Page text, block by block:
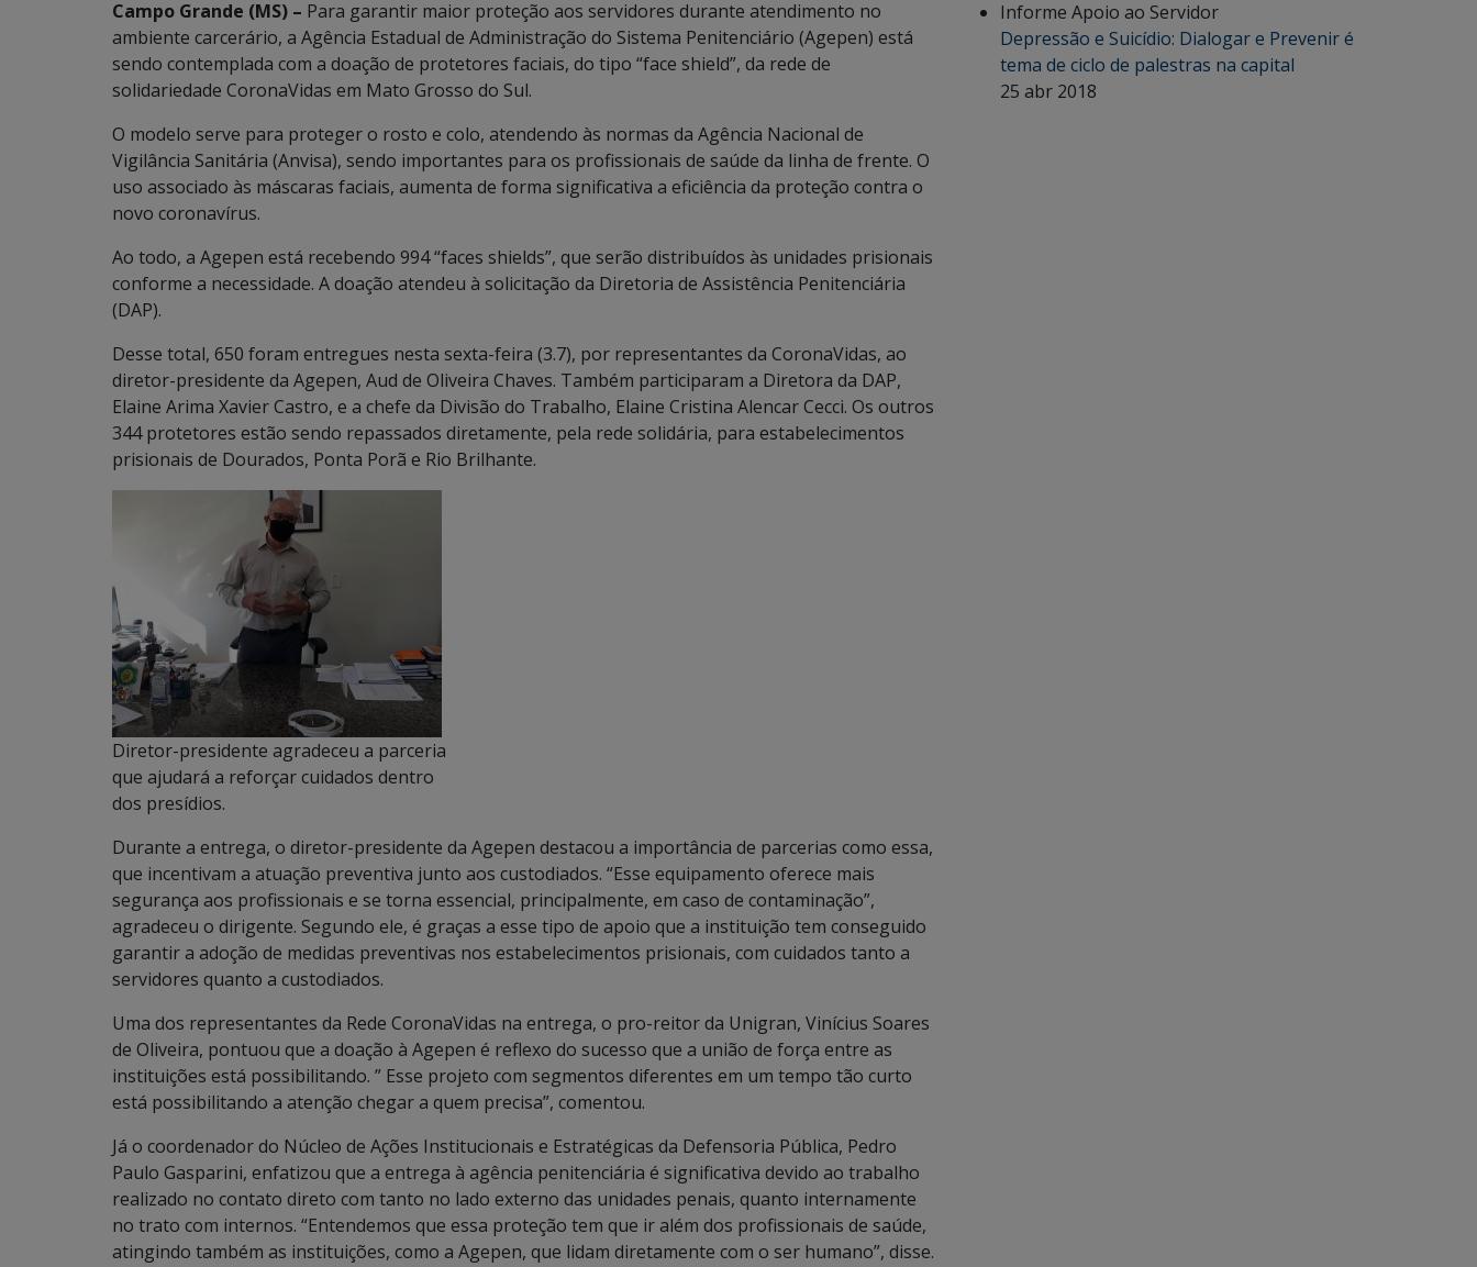
Campo Grande (MS) – Para garantir maior proteção aos servidores durante atendimento no
ambiente carcerário, a Agência Estadual de Administração do Sistema Penitenciário (Agepen) está
sendo contemplada com a doação de protetores faciais, do tipo “face shield”, da rede de
solidariedade CoronaVidas em Mato Grosso do Sul.
O modelo serve para proteger o rosto e colo, atendendo às normas da Agência Nacional de
Vigilância Sanitária (Anvisa), sendo importantes para os profissionais de saúde da linha de frente. O
uso associado às máscaras faciais, aumenta de forma significativa a eficiência da proteção contra o
novo coronavírus.
Ao todo, a Agepen está recebendo 994 “faces shields”, que serão distribuídos às unidades prisionais
conforme a necessidade. A doação atendeu à solicitação da Diretoria de Assistência Penitenciária
(DAP).
Desse total, 650 foram entregues nesta sexta-feira (3.7), por representantes da CoronaVidas, ao
diretor-presidente da Agepen, Aud de Oliveira Chaves. Também participaram a Diretora da DAP,
Elaine Arima Xavier Castro, e a chefe da Divisão do Trabalho, Elaine Cristina Alencar Cecci. Os outros
344 protetores estão sendo repassados diretamente, pela rede solidária, para estabelecimentos
prisionais de Dourados, Ponta Porã e Rio Brilhante.
Diretor-presidente agradeceu a parceria
que ajudará a reforçar cuidados dentro
dos presídios.
Durante a entrega, o diretor-presidente da Agepen destacou a importância de parcerias como essa,
que incentivam a atuação preventiva junto aos custodiados. “Esse equipamento oferece mais
segurança aos profissionais e se torna essencial, principalmente, em caso de contaminação”,
agradeceu o dirigente. Segundo ele, é graças a esse tipo de apoio que a instituição tem conseguido
garantir a adoção de medidas preventivas nos estabelecimentos prisionais, com cuidados tanto a
servidores quanto a custodiados.
Uma dos representantes da Rede CoronaVidas na entrega, o pro-reitor da Unigran, Vinícius Soares
de Oliveira, pontuou que a doação à Agepen é reflexo do sucesso que a união de força entre as
instituições está possibilitando. ” Esse projeto com segmentos diferentes em um tempo tão curto
está possibilitando a atenção chegar a quem precisa”, comentou.
Já o coordenador do Núcleo de Ações Institucionais e Estratégicas da Defensoria Pública, Pedro
Paulo Gasparini, enfatizou que a entrega à agência penitenciária é significativa devido ao trabalho
realizado no contato direto com tanto no lado externo das unidades penais, quanto internamente
no trato com internos. “Entendemos que essa proteção tem que ir além dos profissionais de saúde,
atingindo também as instituições, como a Agepen, que lidam diretamente com o ser humano”, disse.
Informe Apoio ao Servidor
Depressão e Suicídio: Dialogar e Prevenir é
tema de ciclo de palestras na capital
25 abr 2018